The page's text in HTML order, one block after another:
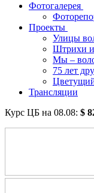
Фотогалерея
Проекты
Улицы
Штрихи
Мы –
75 лет
Трансляции
Курс ЦБ на 08.08: $